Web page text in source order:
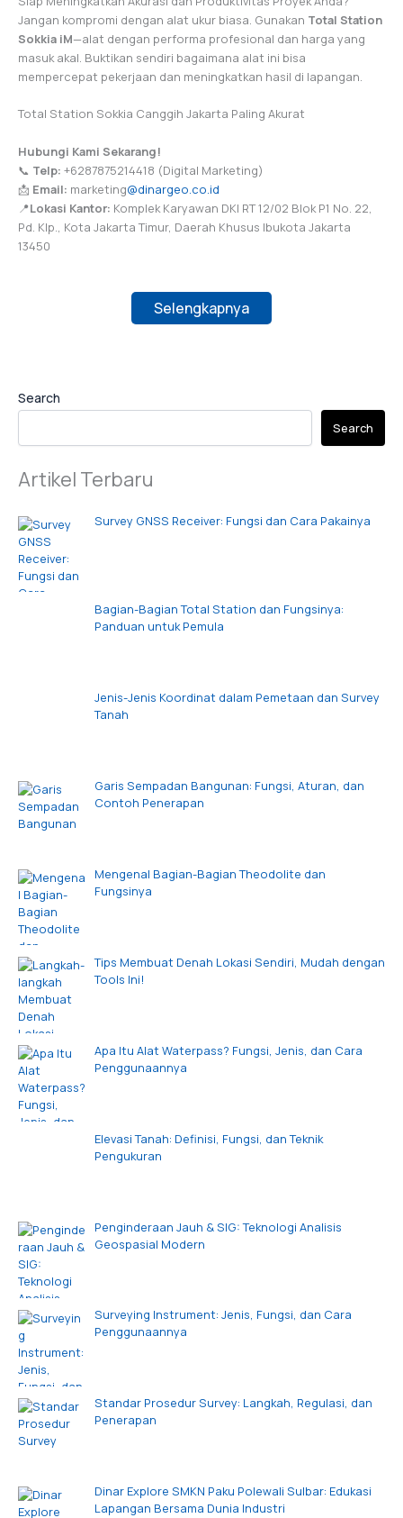
Search
Search
Artikel Terbaru
Survey GNSS Receiver: Fungsi dan Cara Pakainya
Bagian-Bagian Total Station dan Fungsinya:
Panduan untuk Pemula
Jenis-Jenis Koordinat dalam Pemetaan dan Survey
Tanah
Garis Sempadan Bangunan: Fungsi, Aturan, dan
Contoh Penerapan
Mengenal Bagian-Bagian Theodolite dan
Fungsinya
Tips Membuat Denah Lokasi Sendiri, Mudah dengan
Tools Ini!
Apa Itu Alat Waterpass? Fungsi, Jenis, dan Cara
Penggunaannya
Elevasi Tanah: Definisi, Fungsi, dan Teknik
Pengukuran
Penginderaan Jauh & SIG: Teknologi Analisis
Geospasial Modern
Surveying Instrument: Jenis, Fungsi, dan Cara
Penggunaannya
Standar Prosedur Survey: Langkah, Regulasi, dan
Penerapan
Dinar Explore SMKN Paku Polewali Sulbar: Edukasi
Lapangan Bersama Dunia Industri
Jangan kompromi dengan alat ukur biasa. Gunakan Total Station
Sokkia iM—alat dengan performa profesional dan harga yang
masuk akal. Buktikan sendiri bagaimana alat ini bisa
mempercepat pekerjaan dan meningkatkan hasil di lapangan.
Total Station Sokkia Canggih Jakarta Paling Akurat
Hubungi Kami Sekarang!
📞 Telp: +6287875214418 (Digital Marketing)
📩 Email: marketing@dinargeo.co.id
📍Lokasi Kantor: Komplek Karyawan DKI RT 12/02 Blok P1 No. 22,
Pd. Klp., Kota Jakarta Timur, Daerah Khusus Ibukota Jakarta
13450
Selengkapnya